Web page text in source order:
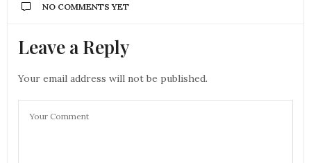
NO COMMENTS YET
Leave a Reply
Your email address will not be published.